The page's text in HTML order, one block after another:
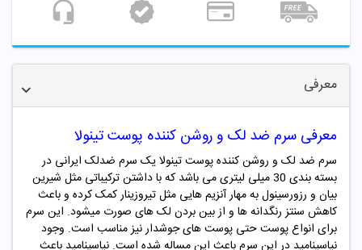
معرفی
معرفی سرم ضد لک و روشن کننده پوست تینولا
سرم ضد لک و روشن کننده پوست تینولا یک سرم ضدلک ایرانی در
بسته بندی 30 میلی لیتری می باشد که با داشتن ترکیباتی مثل شیرین
بیان و رزورسینول به مهار آنزیم هایی مثل تیروزینار کمک کرده و باعث
کاهش سنتز رنگدانه ها و از بین بردن لک های صورت میشود. این سرم
برای انواع پوست حتی پوست های جوشدار نیز مناسب است. وجود
نیاسینامید در این سرم باعث این مساله شده است. نیاسینامید باعث